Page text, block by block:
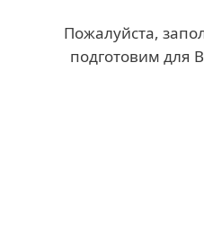
Пожалуйста,
подготовим для